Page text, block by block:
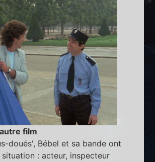
film
doués', Bébel et sa bande ont
: acteur, inspecteur